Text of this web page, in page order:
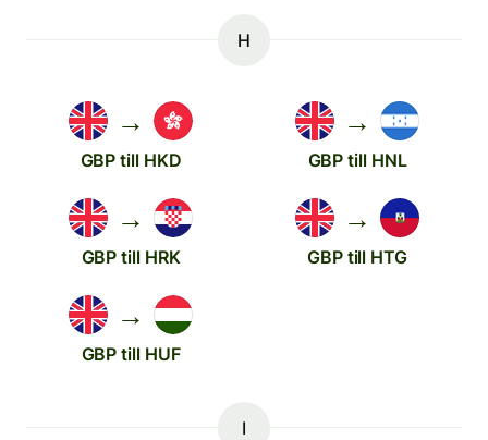
H
→
GBP till HKD
→
GBP till HNL
→
GBP till HRK
→
GBP till HTG
→
GBP till HUF
I